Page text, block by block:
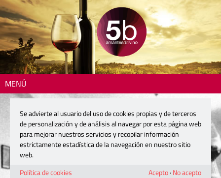
MENÚ
Se advierte al usuario del uso de cookies propias y de terceros
de personalización y de análisis al navegar por esta página web
para mejorar nuestros servicios y recopilar información
estrictamente estadística de la navegación en nuestro sitio
web.
Política de cookies
Acepto· No acepto